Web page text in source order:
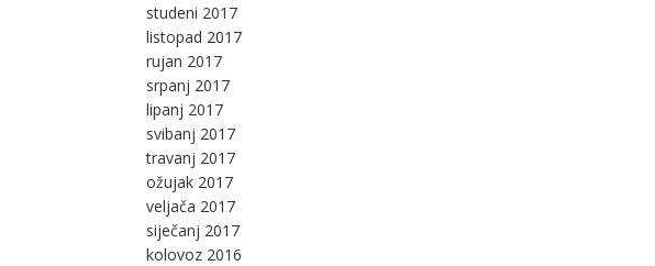
studeni 2017
listopad 2017
rujan 2017
srpanj 2017
lipanj 2017
svibanj 2017
travanj 2017
ožujak 2017
veljača 2017
siječanj 2017
kolovoz 2016